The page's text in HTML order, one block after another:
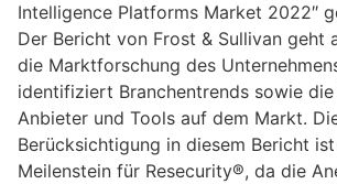
Intelligence Platforms Market 2022″
Der Bericht von Frost & Sullivan geht
die Marktforschung des
identifiziert Branchentrends sowie
Anbieter und Tools auf dem Markt.
Berücksichtigung in diesem Bericht
Meilenstein für Resecurity®, da die